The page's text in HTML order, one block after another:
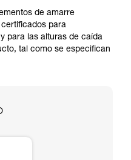
técnica para poder
informativo.
requiere una formación
Confirme a
su capacidad para
relacionadas con
de amarre
para
para las alturas de caída
tal como se especifican